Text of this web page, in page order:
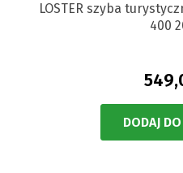
LOSTER szyba
400
DODAJ